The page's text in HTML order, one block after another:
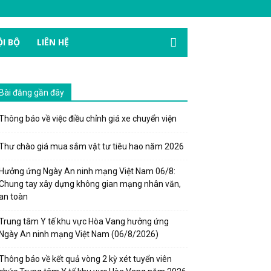
BỘ LIÊN HỆ
Bài đăng gần đây
báo về việc điều chỉnh giá xe chuyển viện
chào giá mua sắm vật tư tiêu hao năm 2026
Hưởng ứng Ngày An ninh mạng Việt Nam 06/8:
tay xây dựng không gian mạng nhân văn,
toàn
tâm Y tế khu vực Hòa Vang hưởng ứng
Ngày An ninh mạng Việt Nam (06/8/2026)
báo về kết quả vòng 2 kỳ xét tuyển viên